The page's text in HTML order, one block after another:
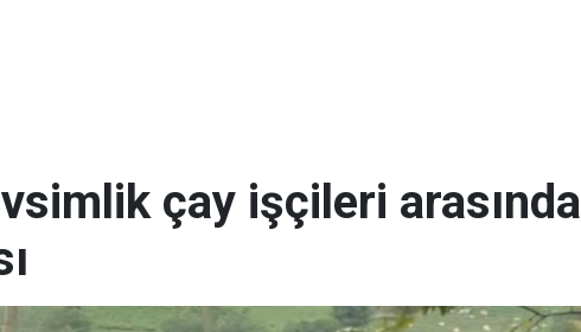
çay işçileri arasında